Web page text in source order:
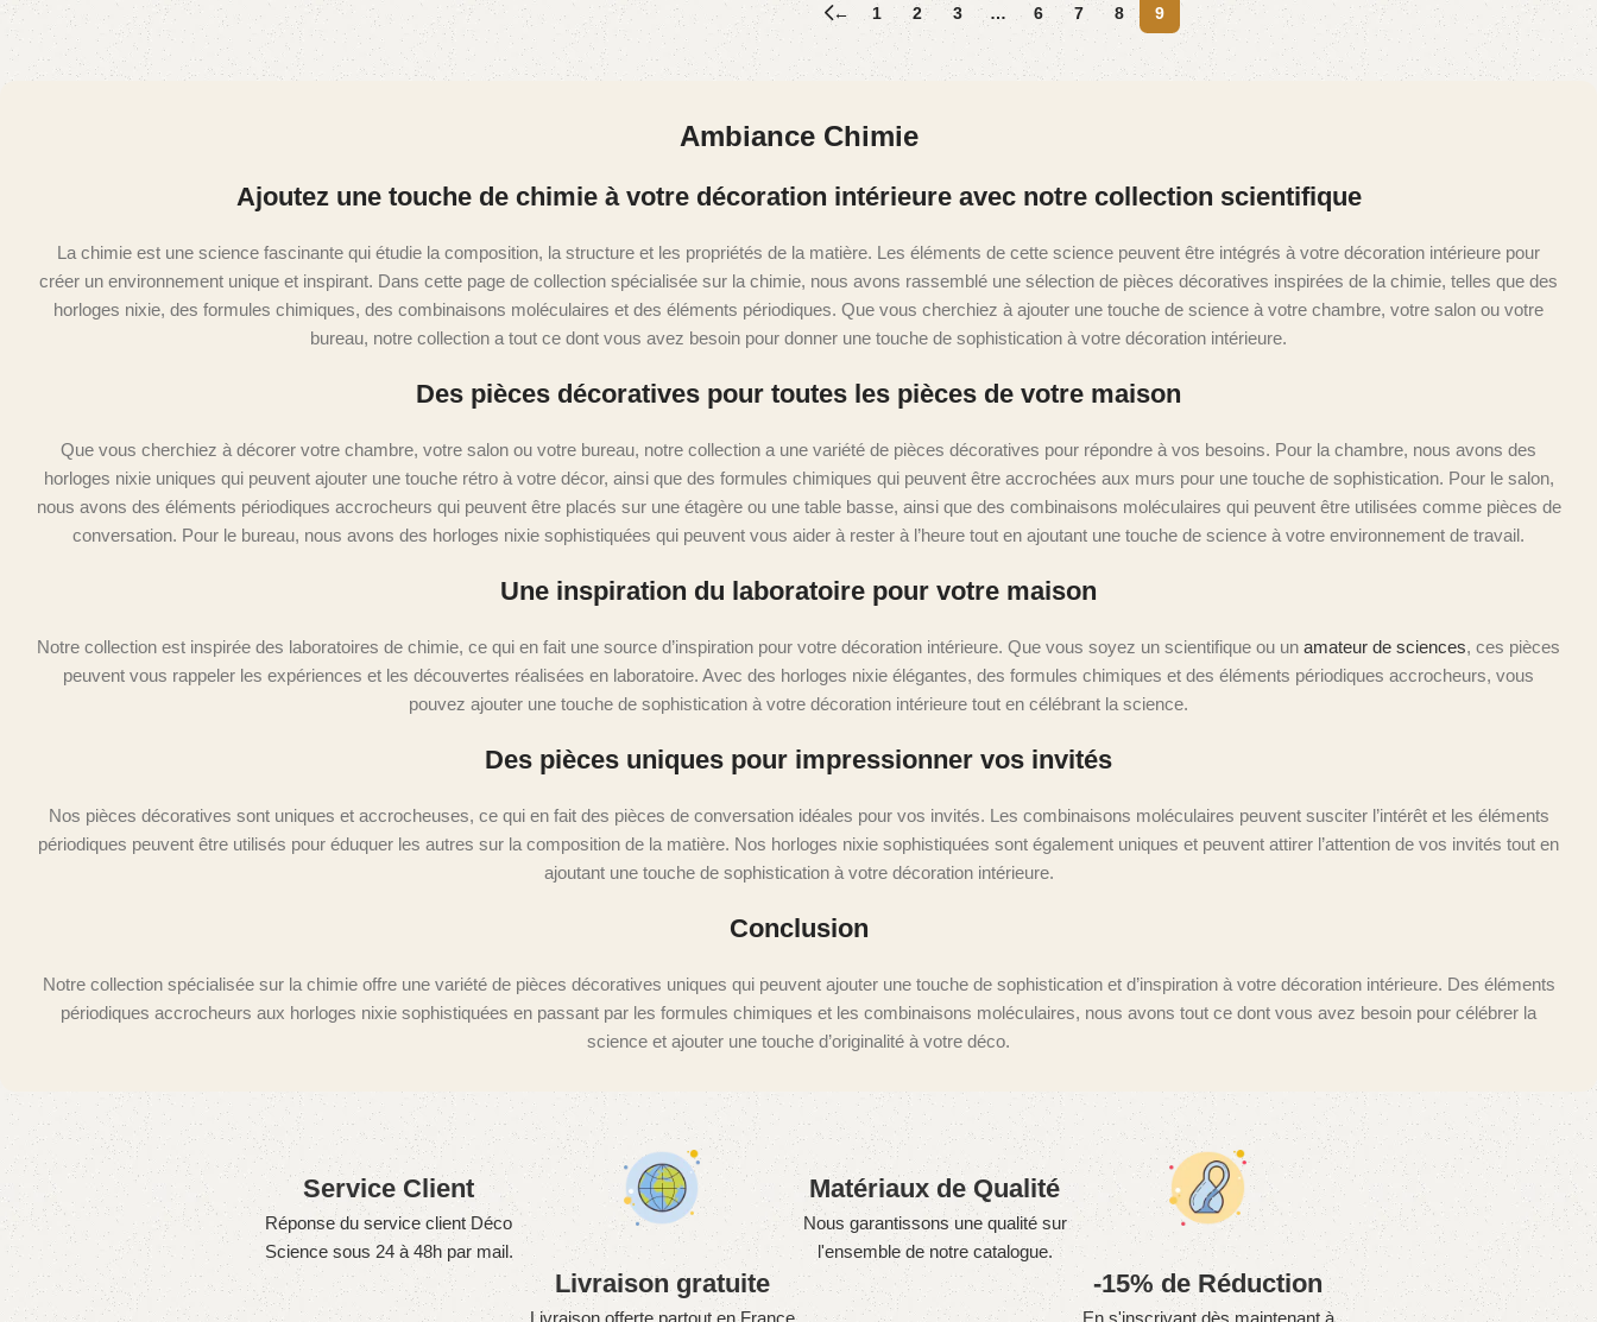
← 1 2 3 … 6 7 8 9
Ambiance Chimie
Ajoutez une touche de chimie à votre décoration intérieure avec notre collection scientifique
La chimie est une science fascinante qui étudie la composition, la structure et les propriétés de la matière. Les éléments de cette science peuvent être intégrés à votre décoration intérieure pour
créer un environnement unique et inspirant. Dans cette page de collection spécialisée sur la chimie, nous avons rassemblé une sélection de pièces décoratives inspirées de la chimie, telles que des
horloges nixie, des formules chimiques, des combinaisons moléculaires et des éléments périodiques. Que vous cherchiez à ajouter une touche de science à votre chambre, votre salon ou votre
bureau, notre collection a tout ce dont vous avez besoin pour donner une touche de sophistication à votre décoration intérieure.
Des pièces décoratives pour toutes les pièces de votre maison
Que vous cherchiez à décorer votre chambre, votre salon ou votre bureau, notre collection a une variété de pièces décoratives pour répondre à vos besoins. Pour la chambre, nous avons des
horloges nixie uniques qui peuvent ajouter une touche rétro à votre décor, ainsi que des formules chimiques qui peuvent être accrochées aux murs pour une touche de sophistication. Pour le salon,
nous avons des éléments périodiques accrocheurs qui peuvent être placés sur une étagère ou une table basse, ainsi que des combinaisons moléculaires qui peuvent être utilisées comme pièces de
conversation. Pour le bureau, nous avons des horloges nixie sophistiquées qui peuvent vous aider à rester à l’heure tout en ajoutant une touche de science à votre environnement de travail.
Une inspiration du laboratoire pour votre maison
Notre collection est inspirée des laboratoires de chimie, ce qui en fait une source d’inspiration pour votre décoration intérieure. Que vous soyez un scientifique ou un amateur de sciences, ces pièces
peuvent vous rappeler les expériences et les découvertes réalisées en laboratoire. Avec des horloges nixie élégantes, des formules chimiques et des éléments périodiques accrocheurs, vous
pouvez ajouter une touche de sophistication à votre décoration intérieure tout en célébrant la science.
Des pièces uniques pour impressionner vos invités
Nos pièces décoratives sont uniques et accrocheuses, ce qui en fait des pièces de conversation idéales pour vos invités. Les combinaisons moléculaires peuvent susciter l’intérêt et les éléments
périodiques peuvent être utilisés pour éduquer les autres sur la composition de la matière. Nos horloges nixie sophistiquées sont également uniques et peuvent attirer l’attention de vos invités tout en
ajoutant une touche de sophistication à votre décoration intérieure.
Conclusion
Notre collection spécialisée sur la chimie offre une variété de pièces décoratives uniques qui peuvent ajouter une touche de sophistication et d’inspiration à votre décoration intérieure. Des éléments
périodiques accrocheurs aux horloges nixie sophistiquées en passant par les formules chimiques et les combinaisons moléculaires, nous avons tout ce dont vous avez besoin pour célébrer la
science et ajouter une touche d’originalité à votre déco.
Service Client
Réponse du service client Déco
Science sous 24 à 48h par mail.
Livraison gratuite
Matériaux de Qualité
Nous garantissons une qualité sur
l'ensemble de notre catalogue.
-15% de Réduction